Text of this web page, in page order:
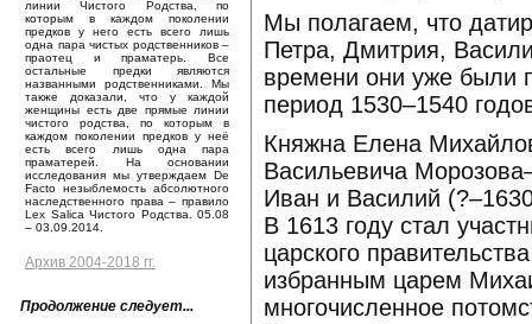
линии Чистого Родства, по
которым в каждом поколении
предков у него есть всего лишь
одна пара чистых родственников –
праотец и праматерь. Все
остальные предки являются
названными родственниками. Мы
также доказали, что у каждой
женщины есть две прямые линии
чистого родства, по которым в
каждом поколении предков у неё
есть всего лишь одна пара
праматерей. На основании
исследования мы утверждаем De
Facto незыблемость абсолютного
наследственного права – правило
Lex Salica Чистого Родства. 05.08
– 03.09.2014.
Архив 2004-2018 гг.
Продолжение следует...
Мы полагаем, что
Петра, Дмитрия,
времени они уже были
период 1530–1540
Княжна Елена
Васильевича
Иван и Василий
В 1613 году стал
царского
избранным царем
многочисленное